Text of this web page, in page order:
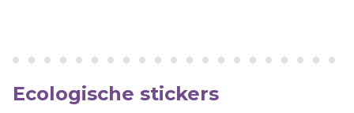
Ecologische stickers